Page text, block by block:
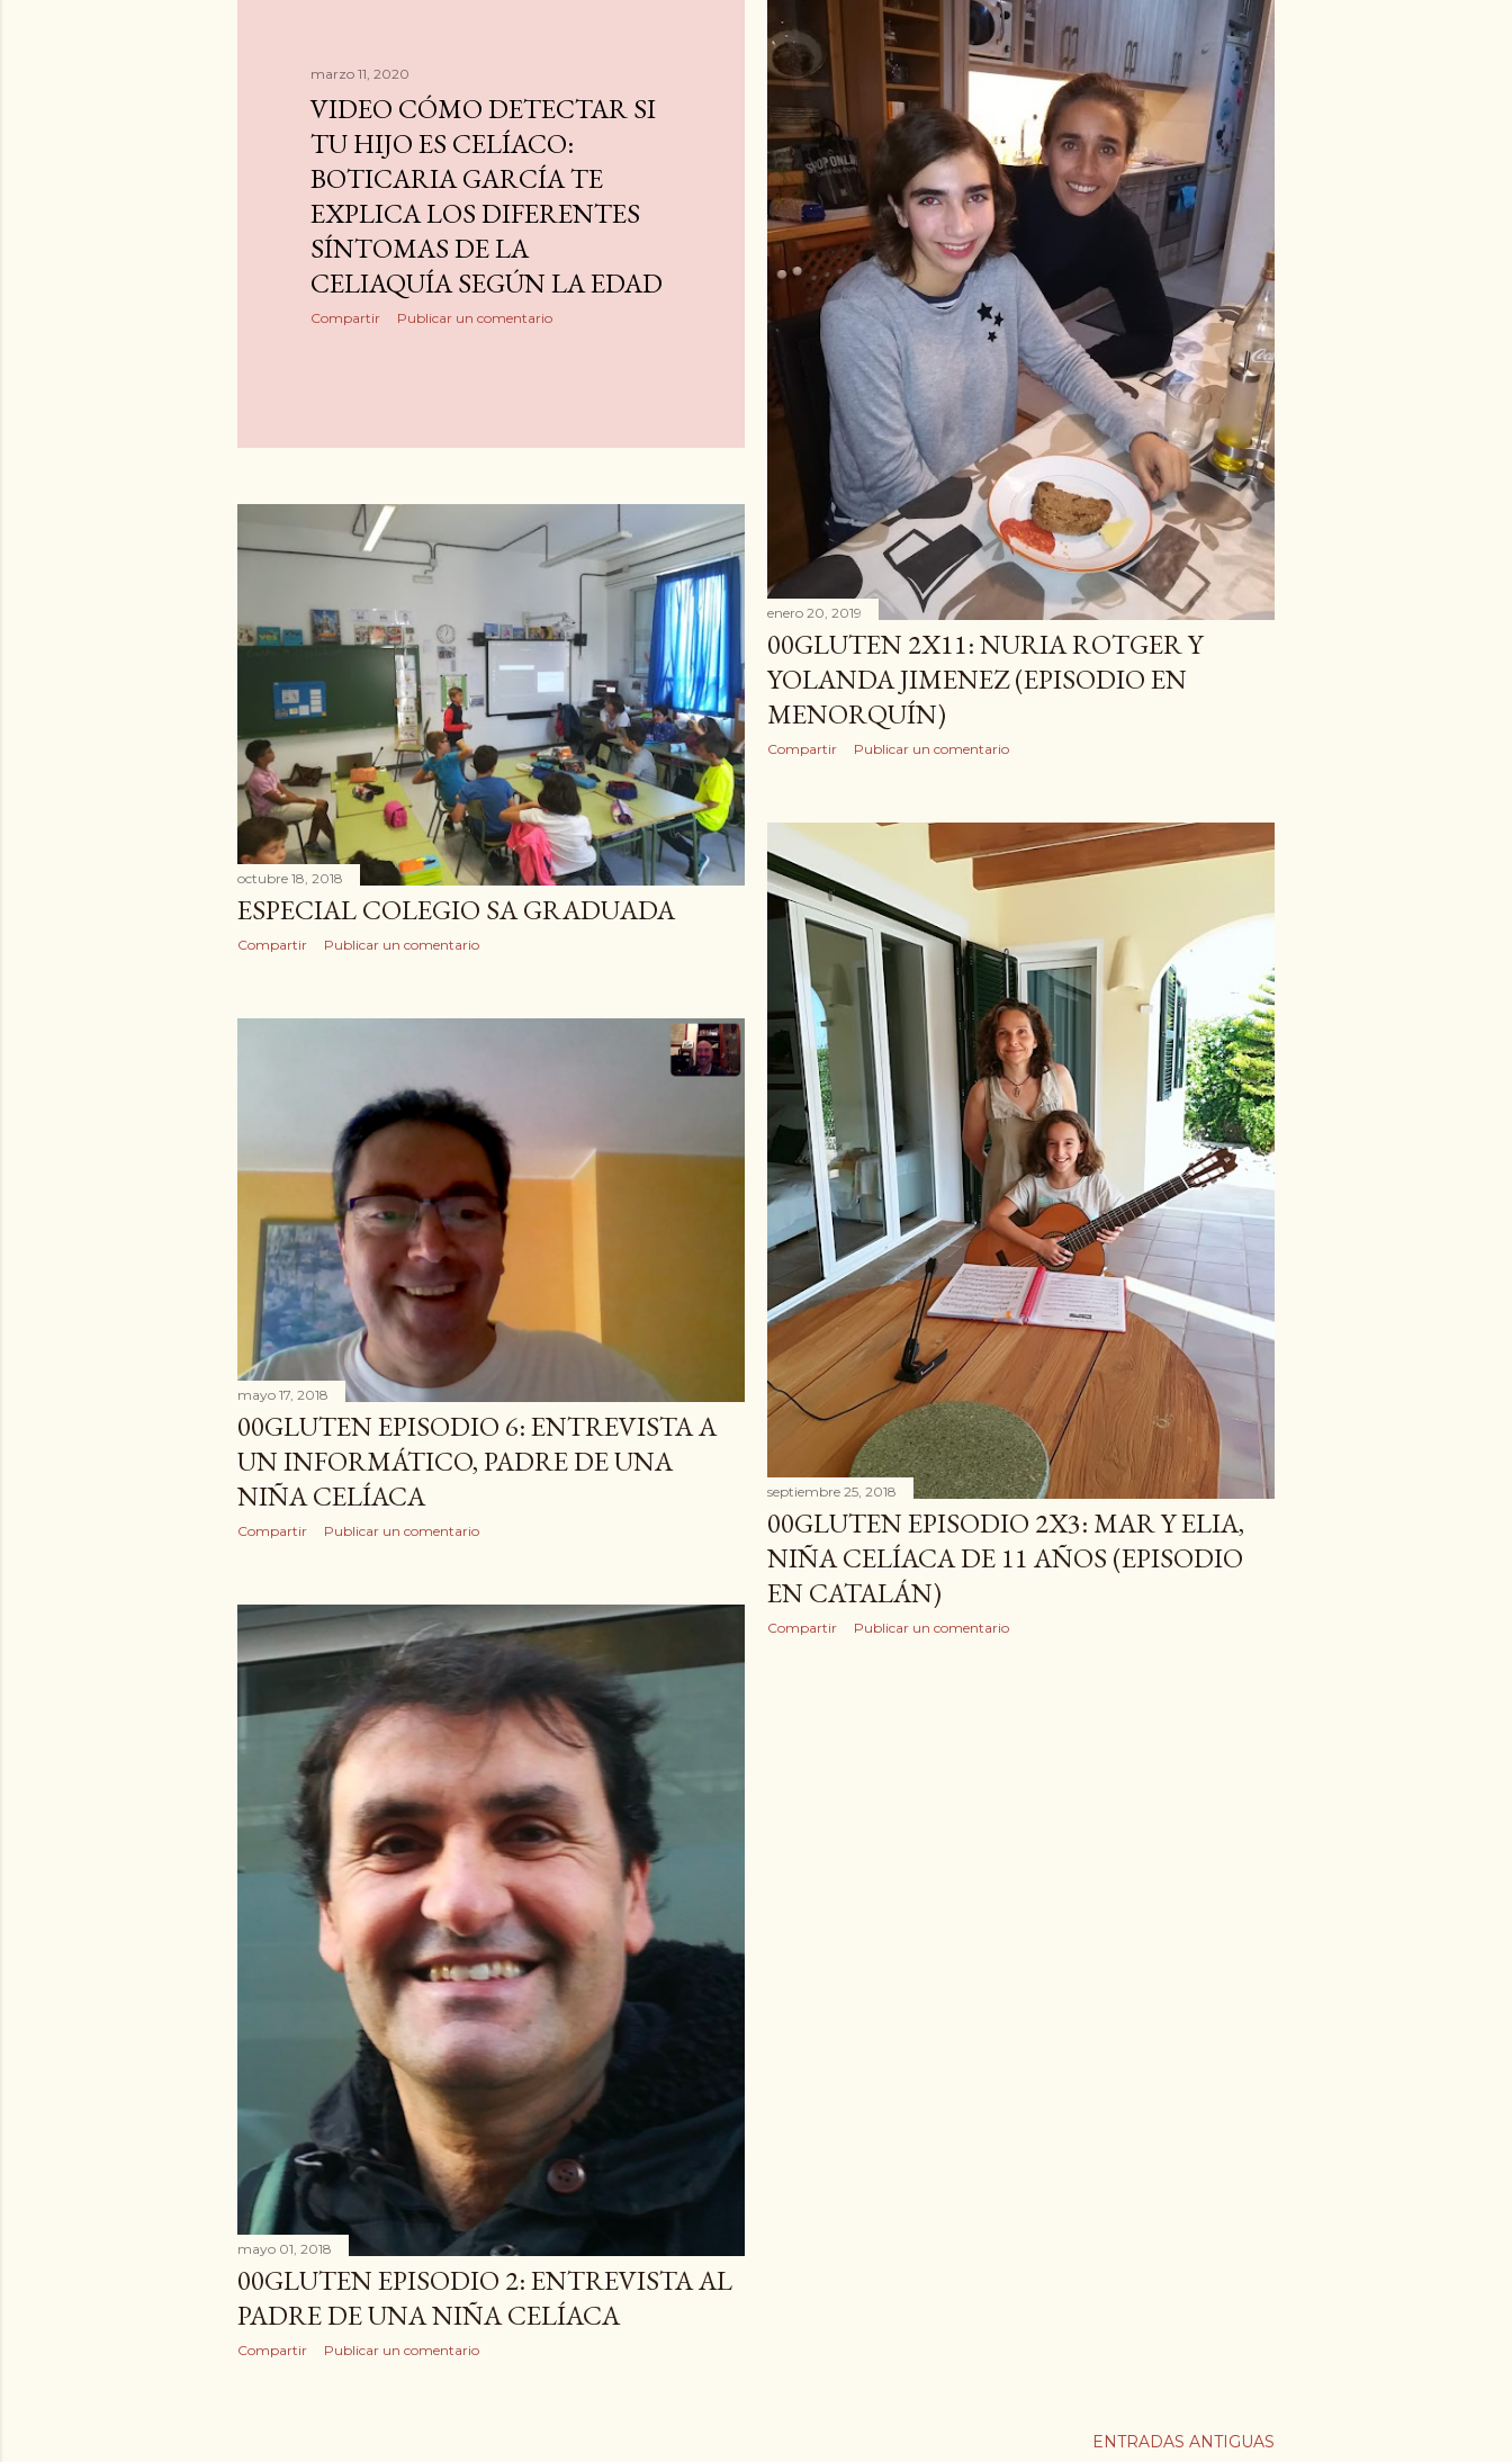
marzo 11, 2020
VIDEO CÓMO DETECTAR SI
TU HIJO ES CELÍACO:
BOTICARIA GARCÍA TE
EXPLICA LOS DIFERENTES
SÍNTOMAS DE LA
CELIAQUÍA SEGÚN LA EDAD
Compartir Publicar un comentario
enero 20, 2019
00GLUTEN 2X11: NURIA ROTGER Y
YOLANDA JIMENEZ (EPISODIO EN
MENORQUÍN)
Compartir Publicar un comentario
octubre 18, 2018
ESPECIAL COLEGIO SA GRADUADA
Compartir Publicar un comentario
septiembre 25, 2018
00GLUTEN EPISODIO 2X3: MAR Y ELIA,
NIÑA CELÍACA DE 11 AÑOS (EPISODIO
EN CATALÁN)
Compartir Publicar un comentario
mayo 17, 2018
00GLUTEN EPISODIO 6: ENTREVISTA A
UN INFORMÁTICO, PADRE DE UNA
NIÑA CELÍACA
Compartir Publicar un comentario
mayo 01, 2018
00GLUTEN EPISODIO 2: ENTREVISTA AL
PADRE DE UNA NIÑA CELÍACA
Compartir Publicar un comentario
ENTRADAS ANTIGUAS